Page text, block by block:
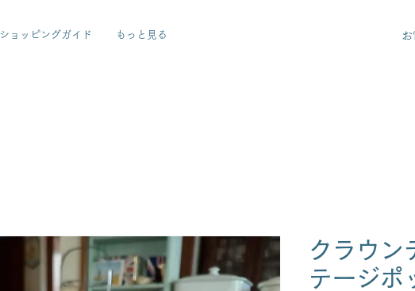
ショッピングガイド もっと見る
クラウン
テージポ